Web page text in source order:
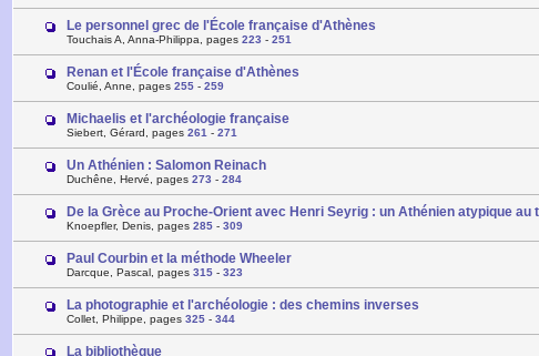
Le personnel grec de l'École française d'Athènes
Touchais A, Anna-Philippa, pages 223 - 251
Renan et l'École française d'Athènes
Coulié, Anne, pages 255 - 259
Michaelis et l'archéologie française
Siebert, Gérard, pages 261 - 271
Un Athénien : Salomon Reinach
Duchêne, Hervé, pages 273 - 284
De la Grèce au Proche-Orient avec Henri Seyrig : un Athénien atypique
Knoepfler, Denis, pages 285 - 309
Paul Courbin et la méthode Wheeler
Darcque, Pascal, pages 315 - 323
La photographie et l'archéologie : des chemins inverses
Collet, Philippe, pages 325 - 344
La bibliothèque